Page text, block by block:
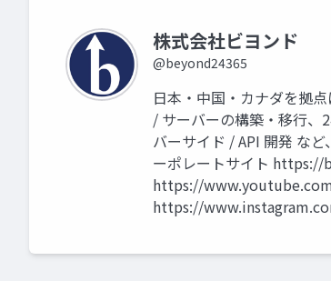
株式会社ビヨンド
@beyond24365
日本・中国・カナダを拠
/ サーバーの構築・移行、
バーサイド / API 開発 な
ーポレートサイト
https://
https://